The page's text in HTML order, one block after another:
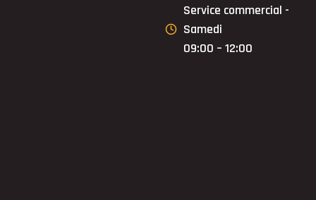
Service commercial -
Samedi
09:00 – 12:00